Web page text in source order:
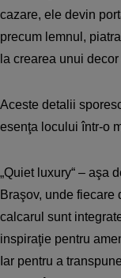
cazare, ele devin
precum lemnul,
la crearea unui
Aceste detalii
esenţa locului într-o
„Quiet luxury“ – aşa
Braşov, unde
calcarul sunt
inspiraţie pentru
Iar pentru a